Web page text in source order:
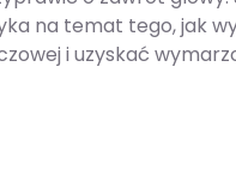
na temat tego, jak
i uzyskać